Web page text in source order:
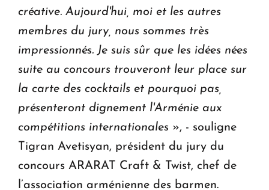
créative. Aujourd'hui, moi et les autres
membres du jury, nous sommes très
impressionnés. Je suis sûr que les idées nées
suite au concours trouveront leur place sur
la carte des cocktails et pourquoi pas,
présenteront dignement l'Arménie aux
compétitions internationales », - souligne
Tigran Avetisyan, président du jury du
concours ARARAT Craft & Twist, chef de
l’association arménienne des barmen.